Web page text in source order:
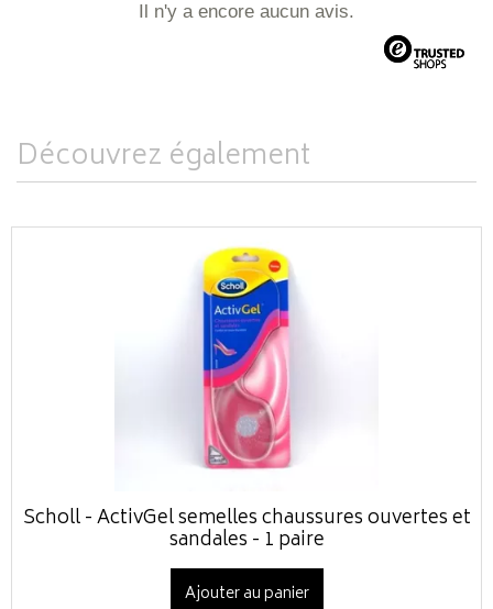
Il n'y a encore aucun avis.
Découvrez également
Scholl - ActivGel semelles chaussures ouvertes et
sandales - 1 paire
Ajouter au panier